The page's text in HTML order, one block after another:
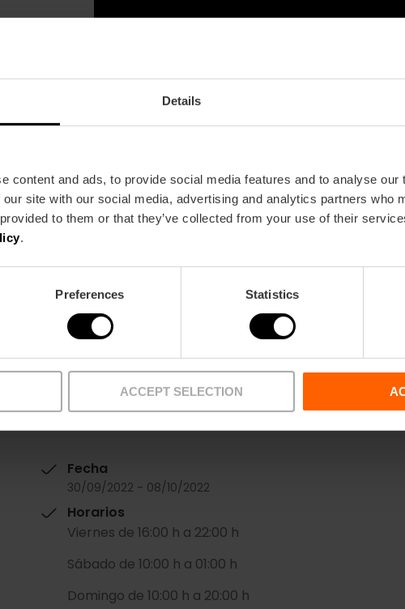
Details
content and ads, to provide social media features and to analyse our
site with our social media, advertising and analytics partners who
to them or that they’ve collected from your use of their
.
Preferences Statistics
ACCEPT SELECTION
Fecha
30/09/2022 - 08/10/2022
Horarios
Viernes de 16:00 h a 22:00 h
Sábado de 10:00 h a 01:00 h
Domingo de 10:00 h a 20:00 h